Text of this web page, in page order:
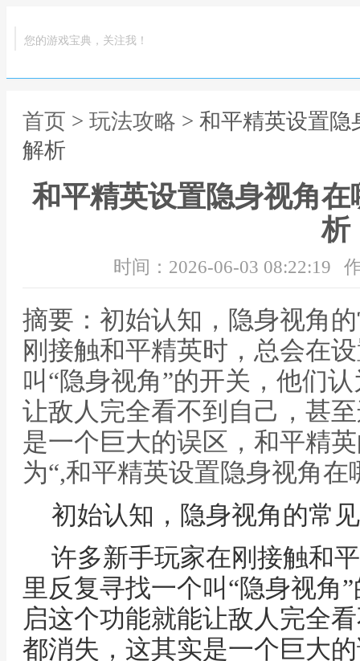
您的游戏宝典，关注我！
首页 > 玩法攻略 > 和平精英设置
解析
和平精英设置隐身视角
析
时间：2026-06-03 08:22:19
摘要：初始认知，隐身视角
刚接触和平精英时，总会在
叫“隐身视角”的开关，他们
让敌人完全看不到自己，甚
是一个巨大的误区，和平精
为“,和平精英设置隐身视角
初始认知，隐身视角的常
许多新手玩家在刚接触和
里反复寻找一个叫“隐身视角
启这个功能就能让敌人完全
都消失，这其实是一个巨大